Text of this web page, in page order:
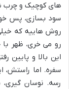
های کوچیک و چرب
سود بسازی، پس
روش هاییه که
رو می خری، ظهر
این بالا و پایین
سفره. اما راستش،
رسه. نوسان